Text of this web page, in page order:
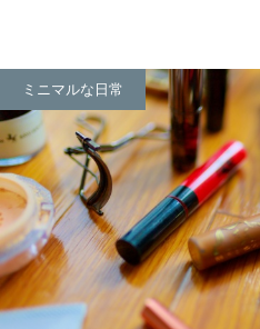
ミニマルな日常